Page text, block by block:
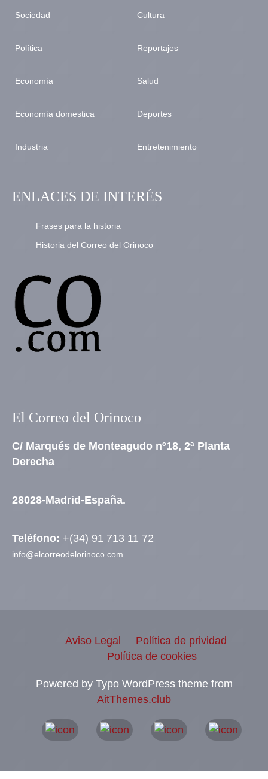
Sociedad
Política
Economía
Economía domestica
Industria
Cultura
Reportajes
Salud
Deportes
Entretenimiento
ENLACES DE INTERÉS
Frases para la historia
Historia del Correo del Orinoco
El Correo del Orinoco
C/ Marqués de Monteagudo nº18, 2ª Planta
Derecha
28028-Madrid-España.
Teléfono: +(34) 91 713 11 72
info@elcorreodelorinoco.com
Aviso Legal
Política de prividad
Política de cookies
Powered by Typo WordPress theme from
AitThemes.club